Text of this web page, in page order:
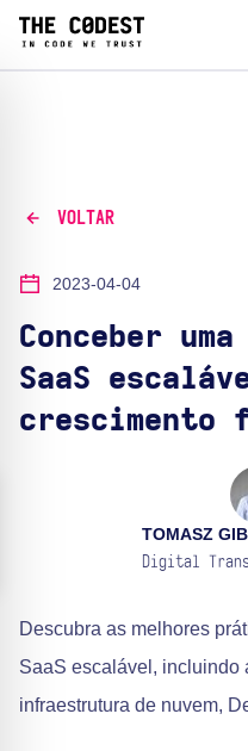
VOLTAR
2023-04-04
Conceber
SaaS
crescimento
TOMASZ
Digital
Descubra as melhores
SaaS escalável, incluindo
infraestrutura de nuvem,